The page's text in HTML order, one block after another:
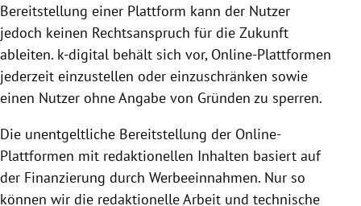
Bereitstellung einer Plattform kann der Nutzer
jedoch keinen Rechts­anspruch für die Zukunft
ableiten. k-digital behält sich vor, Online-Plattformen
jederzeit einzustellen oder einzuschränken sowie
einen Nutzer ohne Angabe von Gründen zu sperren.
Die unentgeltliche Bereitstellung der Online-
Plattformen mit redaktionellen Inhalten basiert auf
der Finanzierung durch Werbeeinnahmen. Nur so
können wir die redaktionelle Arbeit und technische